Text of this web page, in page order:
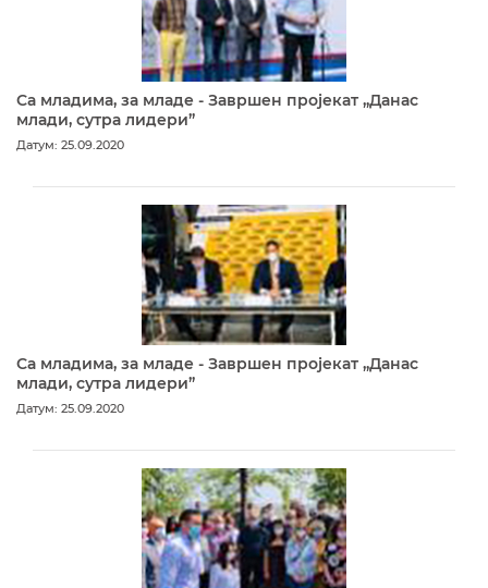
Са младима, за младе - Завршен пројекат „Данас
млади, сутра лидери”
Датум: 25.09.2020
Са младима, за младе - Завршен пројекат „Данас
млади, сутра лидери”
Датум: 25.09.2020